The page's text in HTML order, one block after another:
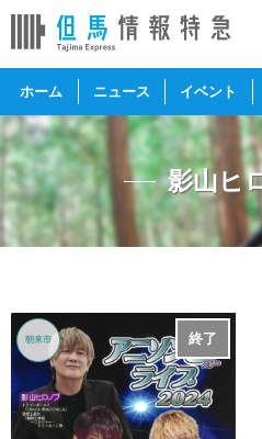
ホーム ニュース イベント
影山ヒ
終了
朝来市